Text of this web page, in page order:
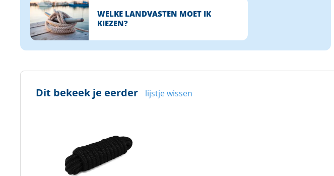
WELKE LANDVASTEN MOET IK
KIEZEN?
Dit bekeek je eerder lijstje wissen